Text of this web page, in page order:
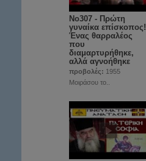
No307 - Πρώτη
γυναίκα επίσκοπος!
Ένας θαρραλέος
που
διαμαρτυρήθηκε,
αλλά αγνοήθηκε
προβολές: 1955
Μοιράσου το..